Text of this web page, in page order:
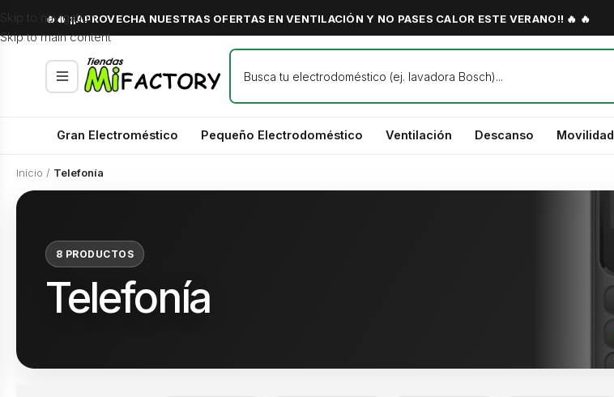
🔥🔥 ¡¡APROVECHA NUESTRAS OFERTAS EN VENTILACIÓN Y NO PASES CALOR ESTE VERANO!! 🔥 🔥
Gran Electroméstico Pequeño Electrodoméstico Ventilación Descanso Movilidad
Skip to navigation
Skip to main content
Inicio / Telefonía
8 PRODUCTOS
Telefonía